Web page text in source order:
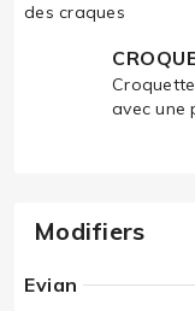
des craques
avec une
Modifiers
Evian